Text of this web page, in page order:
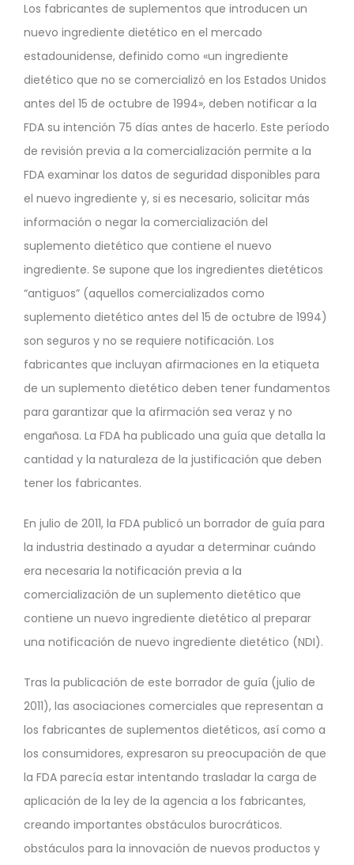
Los fabricantes de suplementos que introducen un
nuevo ingrediente dietético en el mercado
estadounidense, definido como «un ingrediente
dietético que no se comercializó en los Estados Unidos
antes del 15 de octubre de 1994», deben notificar a la
FDA su intención 75 días antes de hacerlo. Este período
de revisión previa a la comercialización permite a la
FDA examinar los datos de seguridad disponibles para
el nuevo ingrediente y, si es necesario, solicitar más
información o negar la comercialización del
suplemento dietético que contiene el nuevo
ingrediente. Se supone que los ingredientes dietéticos
“antiguos” (aquellos comercializados como
suplemento dietético antes del 15 de octubre de 1994)
son seguros y no se requiere notificación. Los
fabricantes que incluyan afirmaciones en la etiqueta
de un suplemento dietético deben tener fundamentos
para garantizar que la afirmación sea veraz y no
engañosa. La FDA ha publicado una guía que detalla la
cantidad y la naturaleza de la justificación que deben
tener los fabricantes.
En julio de 2011, la FDA publicó un borrador de guía para
la industria destinado a ayudar a determinar cuándo
era necesaria la notificación previa a la
comercialización de un suplemento dietético que
contiene un nuevo ingrediente dietético al preparar
una notificación de nuevo ingrediente dietético (NDI).
Tras la publicación de este borrador de guía (julio de
2011), las asociaciones comerciales que representan a
los fabricantes de suplementos dietéticos, así como a
los consumidores, expresaron su preocupación de que
la FDA parecía estar intentando trasladar la carga de
aplicación de la ley de la agencia a los fabricantes,
creando importantes obstáculos burocráticos.
obstáculos para la innovación de nuevos productos y